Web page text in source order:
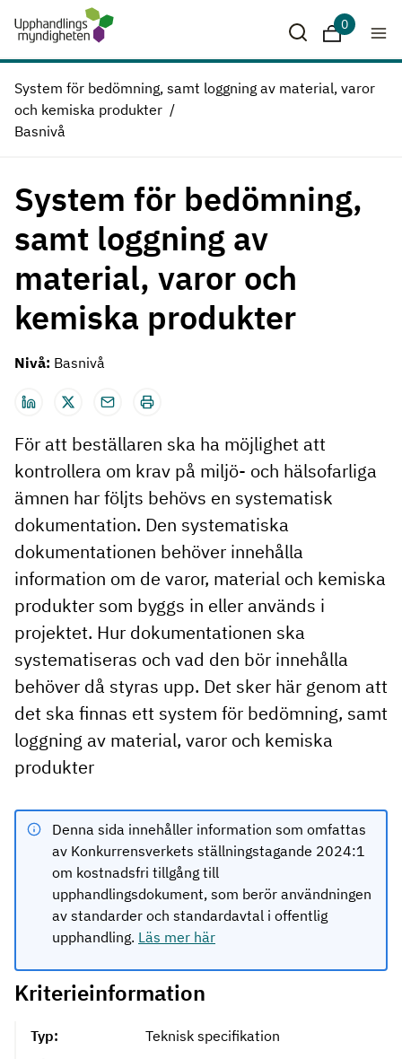
Hoppa till huvudinnehåll
Sparade
0
System för bedömning, samt loggning av material, varor
och kemiska produkter
Basnivå
System för bedömning,
samt loggning av
material, varor och
kemiska produkter
Nivå: Basnivå
För att beställaren ska ha möjlighet att
kontrollera om krav på miljö- och hälsofarliga
ämnen har följts behövs en systematisk
dokumentation. Den systematiska
dokumentationen behöver innehålla
information om de varor, material och kemiska
produkter som byggs in eller används i
projektet. Hur dokumentationen ska
systematiseras och vad den bör innehålla
behöver då styras upp. Det sker här genom att
det ska finnas ett system för bedömning, samt
loggning av material, varor och kemiska
produkter
Denna sida innehåller information som omfattas
av Konkurrensverkets ställningstagande 2024:1
om kostnadsfri tillgång till
upphandlingsdokument, som berör användningen
av standarder och standardavtal i offentlig
upphandling. Läs mer här
Kriterieinformation
Typ:
Teknisk specifikation